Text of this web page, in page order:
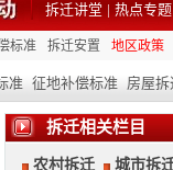
拆迁讲堂 | 热点专题
标准 拆迁安置 地区政策
准 征地补偿标准 房屋
拆迁相关栏目
农村拆迁
城市拆